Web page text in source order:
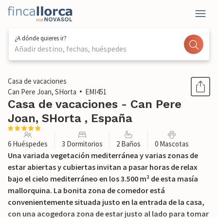
¿A dónde quieres ir?
Añadir destino, fechas, huéspedes
1 / 47
Casa de vacaciones
Can Pere Joan, SHorta
EMI451
Casa de vacaciones - Can Pere
Joan, SHorta , España
6 Huéspedes 3 Dormitorios 2 Baños 0 Mascotas
Una variada vegetación mediterránea y varias zonas de
estar abiertas y cubiertas invitan a pasar horas de relax
bajo el cielo mediterráneo en los 3.500 m² de esta masía
mallorquina. La bonita zona de comedor está
convenientemente situada justo en la entrada de la casa,
con una acogedora zona de estar justo al lado para tomar